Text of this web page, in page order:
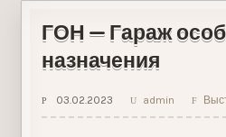
ГОН — Гараж
назначения
03.02.2023 admin